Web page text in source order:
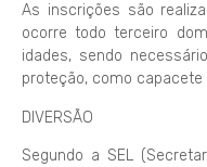
As inscrições são
ocorre todo terceiro
idades, sendo
proteção, como capacete
DIVERSÃO
Segundo a SEL